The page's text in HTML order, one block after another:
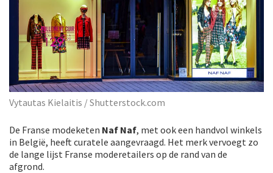
Vytautas Kielaitis / Shutterstock.com
De Franse modeketen Naf Naf, met ook een handvol winkels
in België, heeft curatele aangevraagd. Het merk vervoegt zo
de lange lijst Franse moderetailers op de rand van de
afgrond.